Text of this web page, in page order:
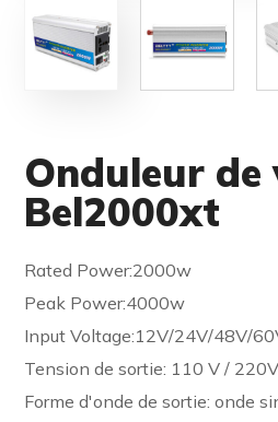
Onduleur
Bel2000xt
Rated Power:2000w
Peak Power:4000w
Input Voltage:12V/24V/48V/
Tension de sortie: 110 V /
Forme d'onde de sortie: onde